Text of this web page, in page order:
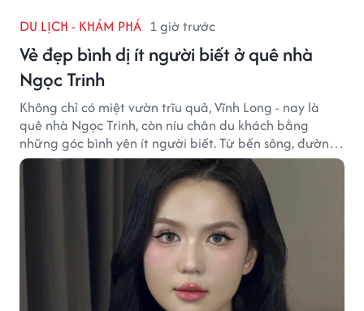
DU LỊCH - KHÁM PHÁ 1 giờ trước
Vẻ đẹp bình dị ít người biết ở quê nhà
Ngọc Trinh
Không chỉ có miệt vườn trĩu quả, Vĩnh Long - nay là
quê nhà Ngọc Trinh, còn níu chân du khách bằng
những góc bình yên ít người biết. Từ bến sông, đường
quê đến nhịp sống chậm rãi, tất cả tạo nên sức hút rất
riêng của vùng đất miền Tây.